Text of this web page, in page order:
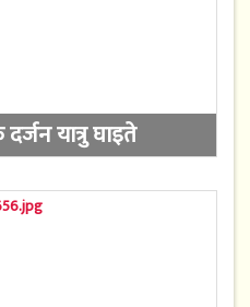
यात्रु घाइते